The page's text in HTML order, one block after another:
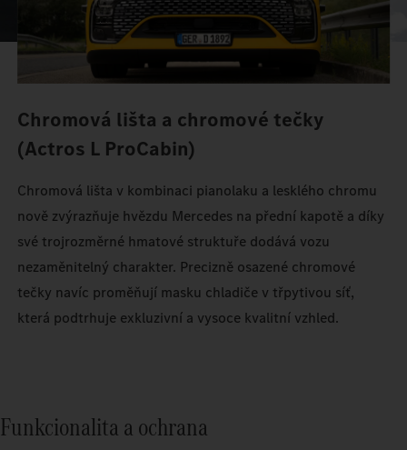
Chromová lišta a chromové tečky
(Actros L ProCabin)
Chromová lišta v kombinaci pianolaku a lesklého chromu
nově zvýrazňuje hvězdu Mercedes na přední kapotě a díky
své trojrozměrné hmatové struktuře dodává vozu
nezaměnitelný charakter. Precizně osazené chromové
tečky navíc proměňují masku chladiče v třpytivou síť,
která podtrhuje exkluzivní a vysoce kvalitní vzhled.
Funkcionalita a ochrana